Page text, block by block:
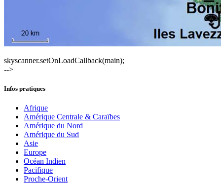
skyscanner.setOnLoadCallback(main);
-->
Infos pratiques
Afrique
Amérique Centrale & Caraïbes
Amérique du Nord
Amérique du Sud
Asie
Europe
Océan Indien
Pacifique
Proche-Orient